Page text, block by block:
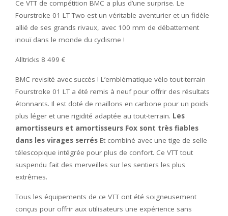
Ce VTT de compétition BMC a plus d’une surprise. Le
Fourstroke 01 LT Two est un véritable aventurier et un fidèle
allié de ses grands rivaux, avec 100 mm de débattement
inouï dans le monde du cyclisme !
Alltricks 8 499 €
BMC revisité avec succès ! L’emblématique vélo tout-terrain
Fourstroke 01 LT a été remis à neuf pour offrir des résultats
étonnants. Il est doté de maillons en carbone pour un poids
plus léger et une rigidité adaptée au tout-terrain. Les
amortisseurs et amortisseurs Fox sont très fiables
dans les virages serrés Et combiné avec une tige de selle
télescopique intégrée pour plus de confort. Ce VTT tout
suspendu fait des merveilles sur les sentiers les plus
extrêmes.
Tous les équipements de ce VTT ont été soigneusement
conçus pour offrir aux utilisateurs une expérience sans